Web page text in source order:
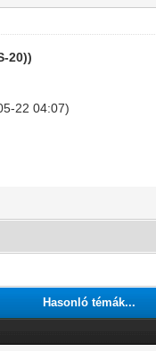
20))
22 04:07)
Hasonló témák...